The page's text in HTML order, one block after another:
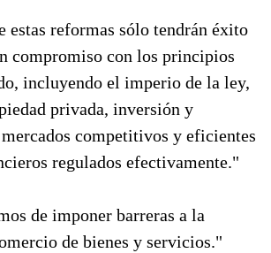
estas reformas sólo tendrán éxito
compromiso con los principios
incluyendo el imperio de la ley,
privada, inversión y
competitivos y eficientes
regulados efectivamente."
de imponer barreras a la
de bienes y servicios."